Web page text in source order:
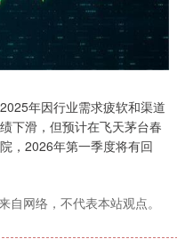
年因行业需求疲软和渠道
下滑，但预计在飞天茅台春
，2026年第一季度将有回
自网络，不代表本站观点。